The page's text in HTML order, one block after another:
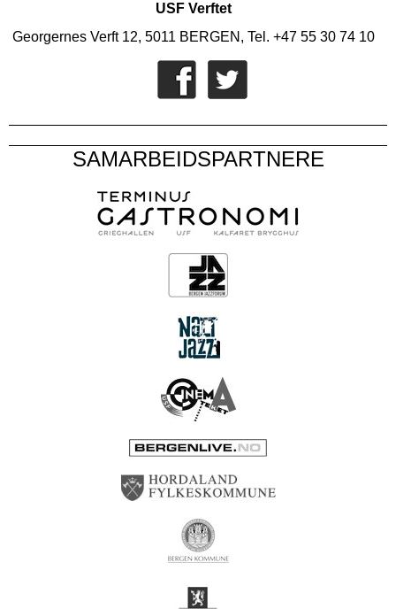
USF Verftet
Georgernes Verft 12, 5011 BERGEN, Tel. +47 55 30 74 10
SAMARBEIDSPARTNERE